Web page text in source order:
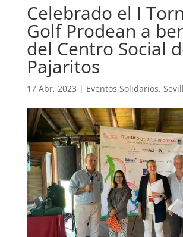
Celebrado el I
Golf Prodean a
del Centro Social
Pajaritos
17 Abr, 2023 | Eventos Solidarios,